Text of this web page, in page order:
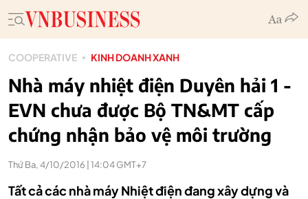
COOPERATIVE KINH DOANH XANH
Nhà máy nhiệt điện Duyên hải 1 -
EVN chưa được Bộ TN&MT cấp
chứng nhận bảo vệ môi trường
Thứ Ba, 4/10/2016 | 14:04 GMT+7
Tất cả các nhà máy Nhiệt điện đang xây dựng và